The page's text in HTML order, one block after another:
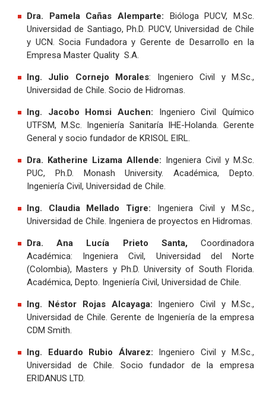
Dra. Pamela Cañas Alemparte: Bióloga PUCV, M.Sc.
Universidad de Santiago, Ph.D. PUCV, Universidad de Chile
y UCN. Socia Fundadora y Gerente de Desarrollo en la
Empresa Master Quality S.A.
Ing. Julio Cornejo Morales: Ingeniero Civil y M.Sc.,
Universidad de Chile. Socio de Hidromas.
Ing. Jacobo Homsi Auchen: Ingeniero Civil Químico
UTFSM, M.Sc. Ingeniería Sanitaría IHE-Holanda. Gerente
General y socio fundador de KRISOL EIRL.
Dra. Katherine Lizama Allende: Ingeniera Civil y M.Sc.
PUC, Ph.D. Monash University. Académica, Depto.
Ingeniería Civil, Universidad de Chile.
Ing. Claudia Mellado Tigre: Ingeniera Civil y M.Sc.,
Universidad de Chile. Ingeniera de proyectos en Hidromas.
Dra. Ana Lucía Prieto Santa, Coordinadora
Académica:
Ingeniera Civil, Universidad del Norte
(Colombia), Masters y Ph.D. University of South Florida.
Académica, Depto. Ingeniería Civil, Universidad de Chile.
Ing. Néstor Rojas Alcayaga: Ingeniero Civil y M.Sc.,
Universidad de Chile. Gerente de Ingeniería de la empresa
CDM Smith.
Ing. Eduardo Rubio Álvarez: Ingeniero Civil y M.Sc.,
Universidad de Chile. Socio fundador de la empresa
ERIDANUS LTD.